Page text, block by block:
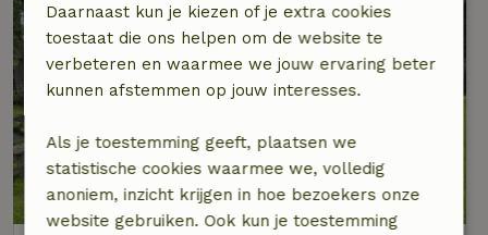
Daarnaast kun je kiezen of je extra cookies
toestaat die ons helpen om de website te
verbeteren en waarmee we jouw ervaring beter
kunnen afstemmen op jouw interesses.
Als je toestemming geeft, plaatsen we
statistische cookies waarmee we, volledig
anoniem, inzicht krijgen in hoe bezoekers onze
website gebruiken. Ook kun je toestemming